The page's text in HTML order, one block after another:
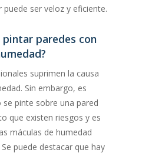
ser veloz y eficiente.
pintar paredes con
suprimen la causa
Sin embargo, es
pinte sobre una pared
que existen riesgos y es
máculas de humedad
puede destacar que hay